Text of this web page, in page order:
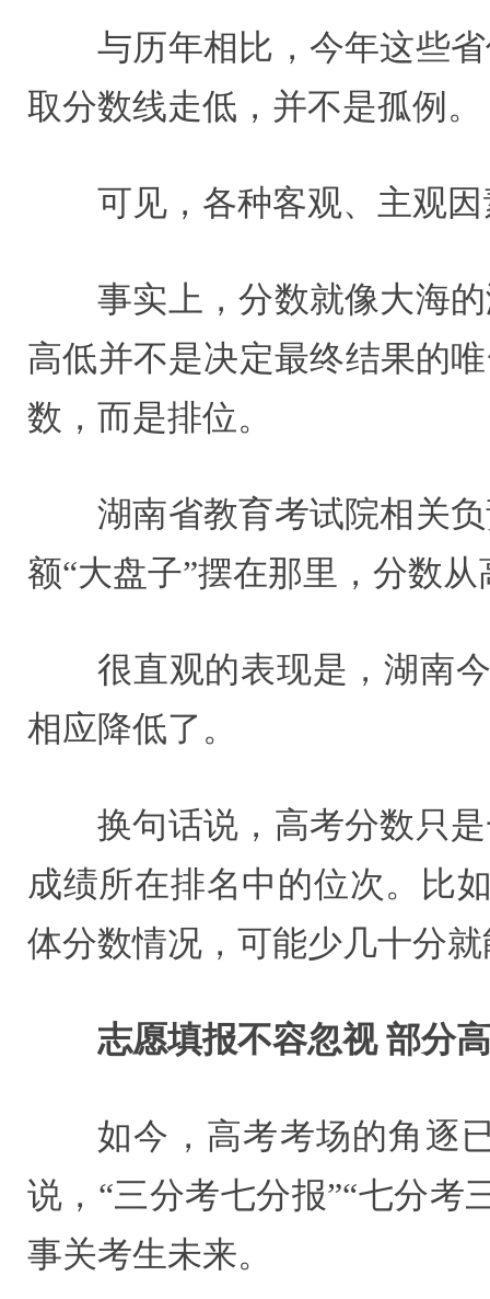
与历年相比，今年这些
取分数线走低，并不是孤例。
可见，各种客观、主观
事实上，分数就像大海
高低并不是决定最终结果的
数，而是排位。
湖南省教育考试院相关
额“大盘子”摆在那里，分数
很直观的表现是，湖南
相应降低了。
换句话说，高考分数只
成绩所在排名中的位次。比
体分数情况，可能少几十分
志愿填报不容忽视 部分
如今，高考考场的角逐
说，“三分考七分报”“七分考
事关考生未来。